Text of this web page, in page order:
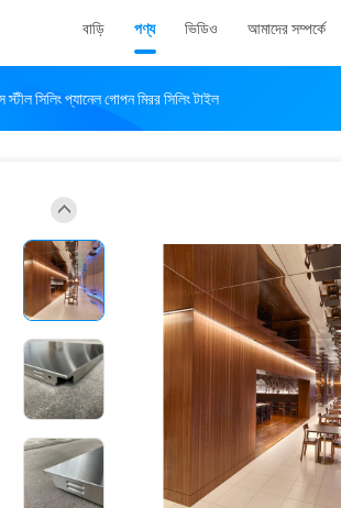
বাড়ি পণ্য ভিডিও আমাদের সম্পর্কে
সিলিং প্যানেল গোপন মিরর সিলিং টাইল